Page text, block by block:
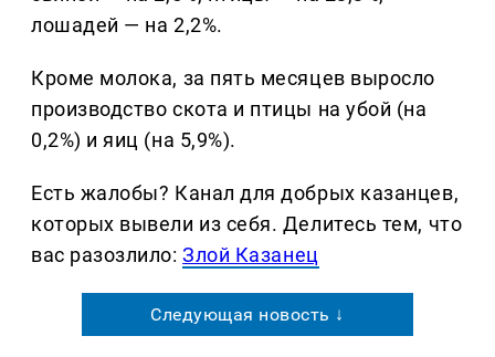
лошадей — на 2,2%.
Кроме молока, за пять месяцев выросло
производство скота и птицы на убой (на
0,2%) и яиц (на 5,9%).
Есть жалобы? Канал для добрых казанцев,
которых вывели из себя. Делитеcь тем, что
вас разозлило:Злой Казанец
Следующая новость ↓